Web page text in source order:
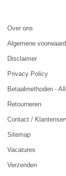
Over ons
Algemene
Disclaimer
Privacy Policy
Betaalmethoden -
Retourneren
Contact /
Sitemap
Vacatures
Verzenden